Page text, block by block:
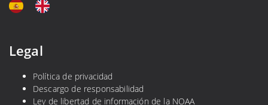
Legal
Política de privacidad
Descargo de responsabilidad
Ley de libertad de información de la NOAA